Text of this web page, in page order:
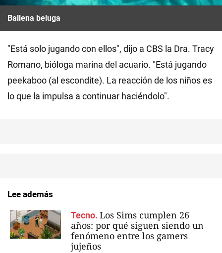
Ballena beluga
"Está solo jugando con ellos", dijo a CBS la Dra. Tracy
Romano, bióloga marina del acuario. "Está jugando
peekaboo (al escondite). La reacción de los niños es
lo que la impulsa a continuar haciéndolo".
Lee además
Tecno. Los Sims cumplen 26
años: por qué siguen siendo un
fenómeno entre los gamers
jujeños